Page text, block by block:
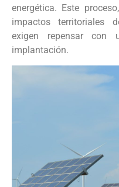
energética. Este
impactos territoriales
exigen repensar con
implantación.